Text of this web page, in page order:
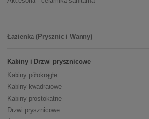
Łazienka (Prysznic i Wanny)
Kabiny i Drzwi prysznicowe
Kabiny półokrągłe
Kabiny kwadratowe
Kabiny prostokątne
Drzwi prysznicowe